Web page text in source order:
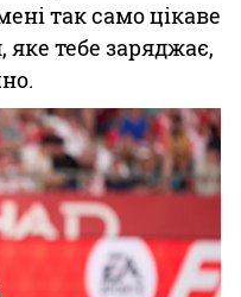
так само цікаве
тебе заряджає,